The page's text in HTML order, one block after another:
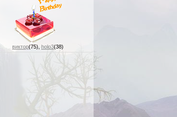
виктор(75) holo3(38)